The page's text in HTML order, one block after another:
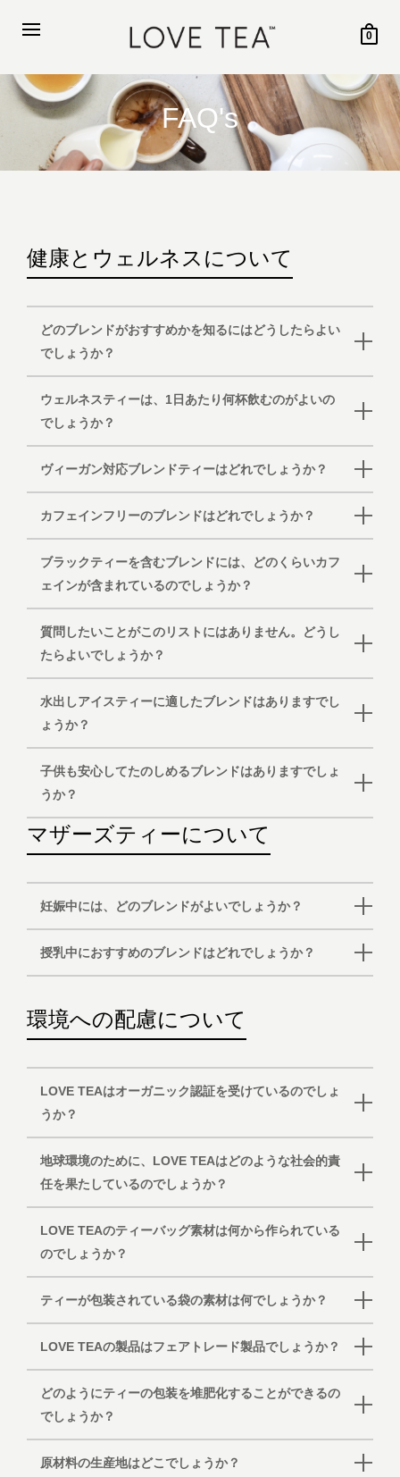
0
FAQ's
健康とウェルネスについて
どのブレンドがおすすめかを知るにはどうしたらよい
でしょうか？
ウェルネスティーは、1日あたり何杯飲むのがよいの
でしょうか？
ヴィーガン対応ブレンドティーはどれでしょうか？
カフェインフリーのブレンドはどれでしょうか？
ブラックティーを含むブレンドには、どのくらいカフ
ェインが含まれているのでしょうか？
質問したいことがこのリストにはありません。どうし
たらよいでしょうか？
水出しアイスティーに適したブレンドはありますでし
ょうか？
子供も安心してたのしめるブレンドはありますでしょ
うか？
マザーズティーについて
妊娠中には、どのブレンドがよいでしょうか？
授乳中におすすめのブレンドはどれでしょうか？
環境への配慮について
LOVE TEAはオーガニック認証を受けているのでしょ
うか？
地球環境のために、LOVE TEAはどのような社会的責
任を果たしているのでしょうか？
LOVE TEAのティーバッグ素材は何から作られている
のでしょうか？
ティーが包装されている袋の素材は何でしょうか？
LOVE TEAの製品はフェアトレード製品でしょうか？
どのようにティーの包装を堆肥化することができるの
でしょうか？
原材料の生産地はどこでしょうか？